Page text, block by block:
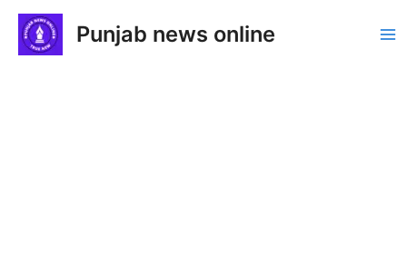
Skip
content
Punjab news online